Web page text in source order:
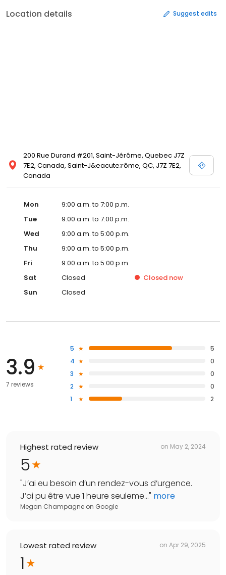
Location details Suggest edits
200 Rue Durand #201, Saint-Jérôme, Quebec J7Z
7E2, Canada, Saint-J&eacute;rôme, QC, J7Z 7E2,
Canada
Mon
9:00 a.m. to 7:00 p.m.
Tue
9:00 a.m. to 7:00 p.m.
Wed
9:00 a.m. to 5:00 p.m.
Thu
9:00 a.m. to 5:00 p.m.
Fri
9:00 a.m. to 5:00 p.m.
Sat
Closed Closed now
Sun
Closed
3.9
7 reviews
5
5
4
0
3
0
2
0
1
2
Highest rated review on May 2, 2024
5
"J’ai eu besoin d’un rendez-vous d’urgence.
J’ai pu être vue 1 heure seuleme..." more
Megan Champagne on Google
Lowest rated review on Apr 29, 2025
1